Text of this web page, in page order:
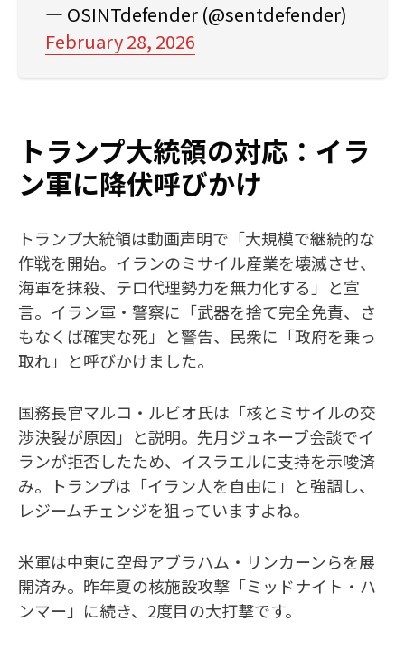
— OSINTdefender (@sentdefender)
February 28, 2026
トランプ大統領の対応：イラ
ン軍に降伏呼びかけ
トランプ大統領は動画声明で「大規模で継続的な
作戦を開始。イランのミサイル産業を壊滅させ、
海軍を抹殺、テロ代理勢力を無力化する」と宣
言。イラン軍・警察に「武器を捨て完全免責、さ
もなくば確実な死」と警告、民衆に「政府を乗っ
取れ」と呼びかけました。
国務長官マルコ・ルビオ氏は「核とミサイルの交
渉決裂が原因」と説明。先月ジュネーブ会談でイ
ランが拒否したため、イスラエルに支持を示唆済
み。トランプは「イラン人を自由に」と強調し、
レジームチェンジを狙っていますよね。
米軍は中東に空母アブラハム・リンカーンらを展
開済み。昨年夏の核施設攻撃「ミッドナイト・ハ
ンマー」に続き、2度目の大打撃です。